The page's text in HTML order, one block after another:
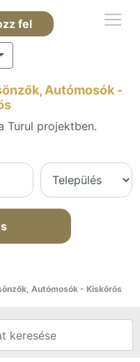
fel
Autómosók -
Turul projektben.
Autómosók - Kiskőrös